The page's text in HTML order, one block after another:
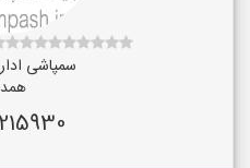
سمپاشی